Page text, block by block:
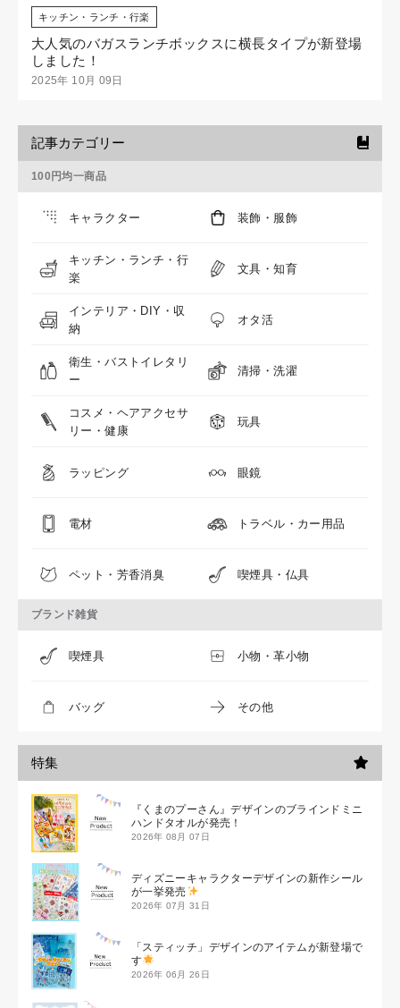
キッチン・ランチ・行楽
大人気のバガスランチボックスに横長タイプが新登場
しました！
2025年 10月 09日
記事カテゴリー
100円均一商品
キャラクター 装飾・服飾
キッチン・ランチ・行
楽
文具・知育
インテリア・DIY・収
納
オタ活
衛生・バストイレタリ
ー
清掃・洗濯
コスメ・ヘアアクセサ
リー・健康
玩具
ラッピング 眼鏡
電材 トラベル・カー用品
ペット・芳香消臭 喫煙具・仏具
ブランド雑貨
喫煙具 小物・革小物
バッグ その他
特集
『くまのプーさん』デザインのブラインドミニ
ハンドタオルが発売！
2026年 08月 07日
ディズニーキャラクターデザインの新作シール
が一挙発売
2026年 07月 31日
「スティッチ」デザインのアイテムが新登場で
す
2026年 06月 26日